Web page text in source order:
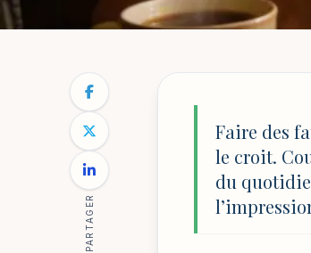
NOTRE
BLOG
Améliorer
méthodes
PARTAGER
Faire des
le croit.
du